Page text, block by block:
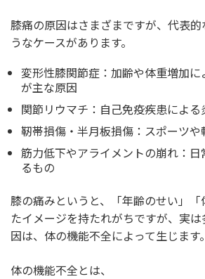
膝痛の原因はさまざまですが、代表
うなケースがあります。
変形性膝関節症：加齢や体重増加に
が主な原因
関節リウマチ：自己免疫疾患による
靭帯損傷・半月板損傷：スポーツ
筋力低下やアライメントの崩れ：
るもの
膝の痛みというと、「年齢のせい」
たイメージを持たれがちですが、実
因は、体の機能不全によって生じます。
体の機能不全とは、